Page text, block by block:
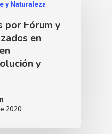
y Naturaleza
por Fórum y
en
y
2020